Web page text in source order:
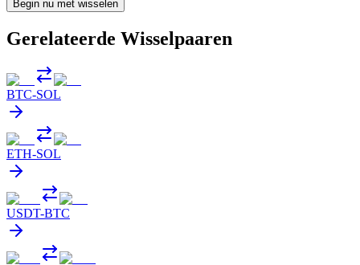
Begin nu met wisselen
Gerelateerde Wisselpaaren
BTC-SOL
ETH-SOL
USDT-BTC